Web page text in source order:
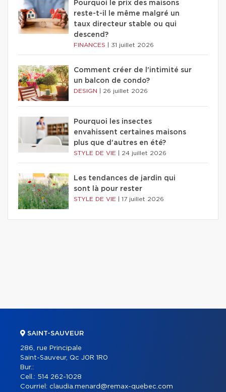
Pourquoi le prix des maisons
reste-t-il le même malgré un
taux directeur stable ou qui
descend?
FINANCES 31 juillet 2026
Comment créer de l'intimité sur
un balcon de condo?
DESIGN 26 juillet 2026
Pourquoi les insectes
envahissent certaines maisons
plus que d'autres en été?
STYLE DE VIE 24 juillet 2026
Les tendances de jardin qui
sont là pour rester
STYLE DE VIE 17 juillet 2026
SAINT-SAUVEUR
286, rue Principale
Saint-Sauveur, Qc J0R 1R0
Bur.:
Cell.: 514 262-1028
Courriel: claudia.menard@remax-quebec.com